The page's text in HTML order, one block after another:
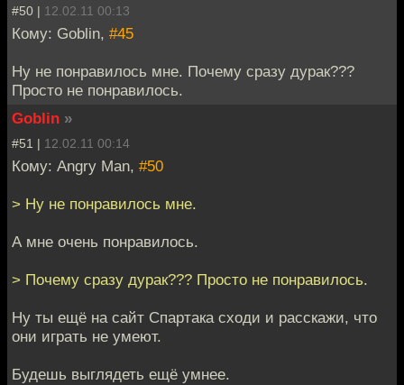
#50 | 12.02.11 00:13
Кому: Goblin, #45
Ну не понравилось мне. Почему сразу дурак???
Просто не понравилось.
Goblin »
#51 | 12.02.11 00:14
Кому: Angry Man, #50
> Ну не понравилось мне.
А мне очень понравилось.
> Почему сразу дурак??? Просто не понравилось.
Ну ты ещё на сайт Спартака сходи и расскажи, что
они играть не умеют.
Будешь выглядеть ещё умнее.